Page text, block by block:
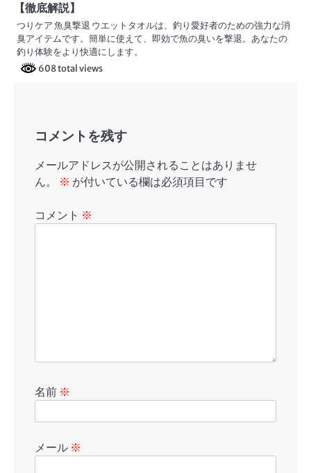
【徹底解説】
つりケア 魚臭撃退 ウエットタオルは、釣り愛好者のための強力な消
臭アイテムです。簡単に使えて、即効で魚の臭いを撃退。あなたの
釣り体験をより快適にします。
608 total views
コメントを残す
メールアドレスが公開されることはありませ
ん。
※ が付いている欄は必須項目です
コメント ※
名前 ※
メール ※